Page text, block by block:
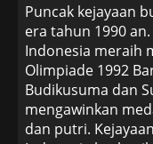
Puncak kejayaan
era tahun 1990
Indonesia meraih
Olimpiade 1992
Budikusuma dan
mengawinkan
dan putri.